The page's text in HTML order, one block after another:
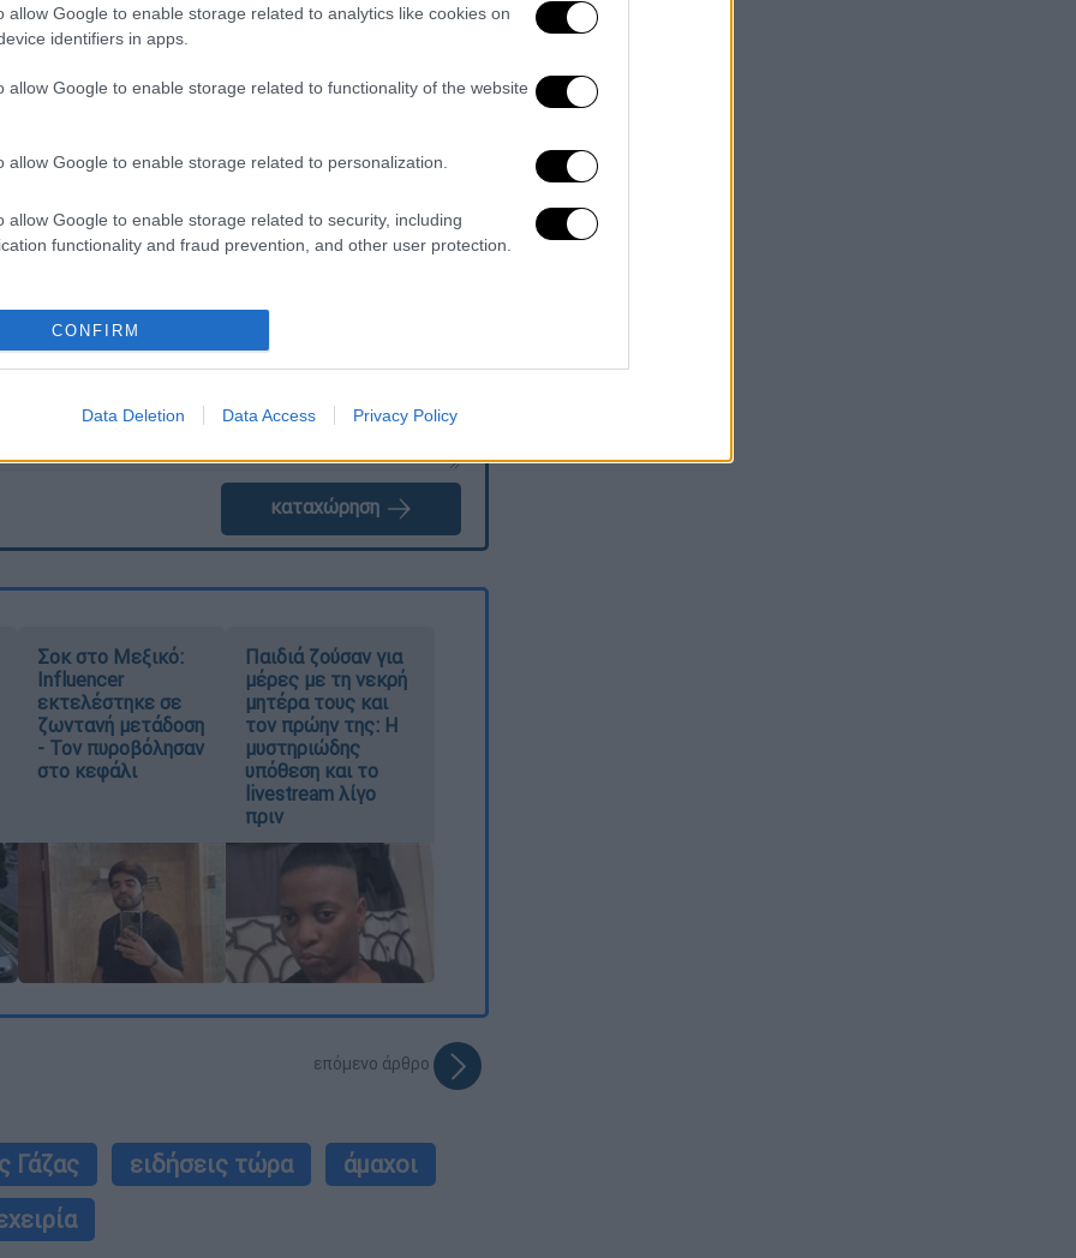
allow Google to enable storage related to analytics like cookies on
identifiers in apps.
allow Google to enable storage related to functionality of the website
allow Google to enable storage related to personalization.
allow Google to enable storage related to security, including
functionality and fraud prevention, and other user protection.
CONFIRM
Data Deletion Data Access Privacy Policy
διάσκεψη, την οποία θα
θα ασχοληθεί με το
βασικών αναγκώνόπως η υγεία, το πόσιμο
παράλληλα για ξεκάθαρες ενέργειες
ΕΘΝΟΣ θα παρεμβαίνει και τα προσβλητικά σχόλια θα
καταχώρηση
Σοκ στο Μεξικό:
Influencer
εκτελέστηκε σε
ζωντανή μετάδοση
- Τον πυροβόλησαν
στο κεφάλι
Παιδιά ζούσαν για
μέρες με τη νεκρή
μητέρα τους και
τον πρώην της: Η
μυστηριώδης
υπόθεση και το
livestream λίγο
πριν
επόμενο άρθρο
Γάζας ειδήσεις τώρα
άμαχοι